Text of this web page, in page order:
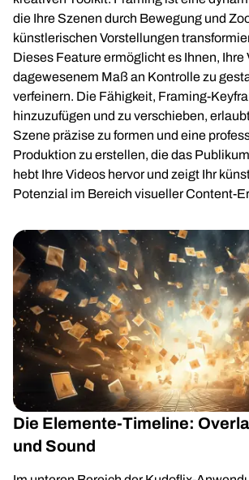
die Ihre Szenen durch Bewegung und
künstlerischen Vorstellungen
Dieses Feature ermöglicht es Ihnen, Ihre
dagewesenem Maß an Kontrolle zu
verfeinern. Die Fähigkeit, Framing-
hinzuzufügen und zu verschieben,
Szene präzise zu formen und eine
Produktion zu erstellen, die das
hebt Ihre Videos hervor und zeigt Ihr
Potenzial im Bereich visueller Content-
Die Elemente-Timeline:
und Sound